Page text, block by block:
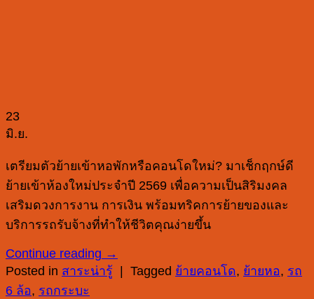
23
มิ.ย.
เตรียมตัวย้ายเข้าหอพักหรือคอนโดใหม่? มาเช็กฤกษ์ดี
ย้ายเข้าห้องใหม่ประจำปี 2569 เพื่อความเป็นสิริมงคล
เสริมดวงการงาน การเงิน พร้อมทริคการย้ายของและ
บริการรถรับจ้างที่ทำให้ชีวิตคุณง่ายขึ้น
Continue reading →
Posted in สาระน่ารู้ Tagged ย้ายคอนโด, ย้ายหอ, รถ
6 ล้อ, รถกระบะ